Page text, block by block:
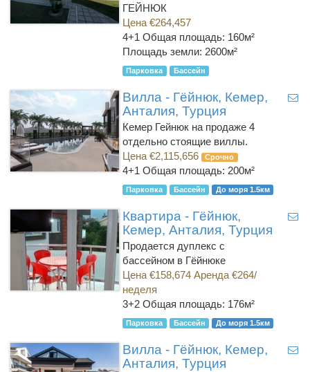
ГЕЙНЮК
Цена €264,457
4+1 Общая площадь: 160м²
Площадь земли: 2600м²
Парковка Бассейн
Вилла - Гёйнюк, Кемер,
Анталия, Турция
Кемер Гейнюк на продаже 4
отдельно стоящие виллы.
Цена €2,115,656
Срочно
4+1 Общая площадь: 200м²
Парковка Бассейн До моря 1.5км
Квартира - Гёйнюк,
Кемер, Анталия, Турция
Продается дуплекс с
бассейном в Гёйнюке
Цена €158,674 Аренда €264/
неделя
3+2 Общая площадь: 176м²
Парковка Бассейн До моря 1.5км
Вилла - Гёйнюк, Кемер,
Анталия, Турция